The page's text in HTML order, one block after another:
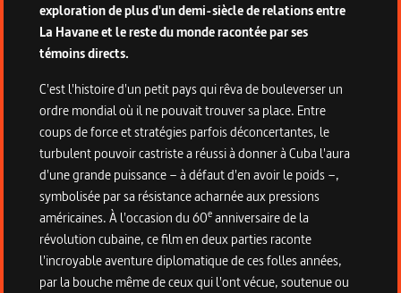
exploration de plus d'un demi-siècle de relations entre
La Havane et le reste du monde racontée par ses
témoins directs.
C'est l'histoire d'un petit pays qui rêva de bouleverser un
ordre mondial où il ne pouvait trouver sa place. Entre
coups de force et stratégies parfois déconcertantes, le
turbulent pouvoir castriste a réussi à donner à Cuba l'aura
d'une grande puissance – à défaut d'en avoir le poids –,
symbolisée par sa résistance acharnée aux pressions
américaines. À l'occasion du 60eanniversaire de la
révolution cubaine, ce film en deux parties raconte
l'incroyable aventure diplomatique de ces folles années,
par la bouche même de ceux qui l'ont vécue, soutenue ou